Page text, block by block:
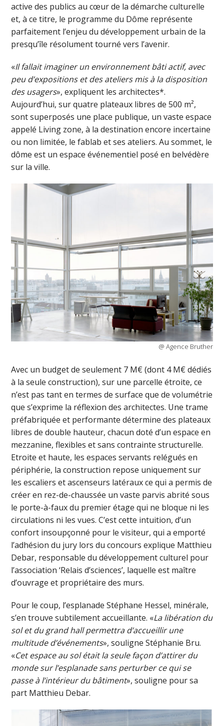
active des publics au cœur de la démarche culturelle
et, à ce titre, le programme du Dôme représente
parfaitement l’enjeu du développement urbain de la
presqu’île résolument tourné vers l’avenir.
«Il fallait imaginer un environnement bâti actif, avec
peu d’expositions et des ateliers mis à la disposition
des usagers», expliquent les architectes*.
Aujourd’hui, sur quatre plateaux libres de 500 m²,
sont superposés une place publique, un vaste espace
appelé Living zone, à la destination encore incertaine
ou non limitée, le fablab et ses ateliers. Au sommet, le
dôme est un espace événementiel posé en belvédère
sur la ville.
@ Agence Bruther
Avec un budget de seulement 7 M€ (dont 4 M€ dédiés
à la seule construction), sur une parcelle étroite, ce
n’est pas tant en termes de surface que de volumétrie
que s’exprime la réflexion des architectes. Une trame
préfabriquée et performante détermine des plateaux
libres de double hauteur, chacun doté d’un espace en
mezzanine, flexibles et sans contrainte structurelle.
Etroite et haute, les espaces servants relégués en
périphérie, la construction repose uniquement sur
les escaliers et ascenseurs latéraux ce qui a permis de
créer en rez-de-chaussée un vaste parvis abrité sous
le porte-à-faux du premier étage qui ne bloque ni les
circulations ni les vues. C’est cette intuition, d’un
confort insoupçonné pour le visiteur, qui a emporté
l’adhésion du jury lors du concours explique Matthieu
Debar, responsable du développement culturel pour
l’association ‘Relais d’sciences’, laquelle est maître
d’ouvrage et propriétaire des murs.
Pour le coup, l’esplanade Stéphane Hessel, minérale,
s’en trouve subtilement accueillante. «La libération du
sol et du grand hall permettra d’accueillir une
multitude d’événements», souligne Stéphanie Bru.
«Cet espace au sol était la seule façon d’attirer du
monde sur l’esplanade sans perturber ce qui se
passe à l’intérieur du bâtiment», souligne pour sa
part Matthieu Debar.